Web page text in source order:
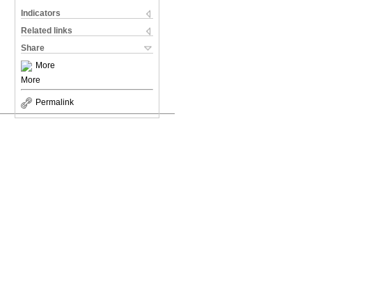
Indicators
Related links
Share
More
More
Permalink